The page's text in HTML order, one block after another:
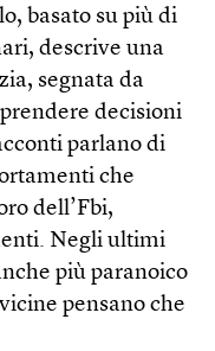
basato su più di
descrive una
segnata da
decisioni
parlano di
che
dell’Fbi,
Negli ultimi
più paranoico
pensano che